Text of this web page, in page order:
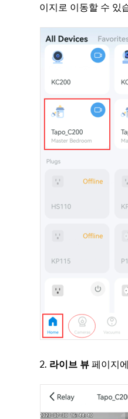
이지로 이동할 수 있
2. 라이브 뷰페이지